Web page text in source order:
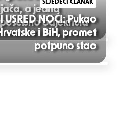
a jedna
odjeknula
SLJEDEĆI ČLANAK
USRED NOĆI: Pukao
i BiH, promet
potpuno stao